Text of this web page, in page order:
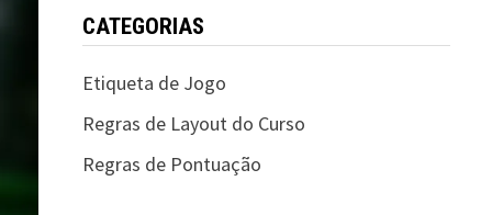
CATEGORIAS
Etiqueta de Jogo
Regras de Layout do Curso
Regras de Pontuação